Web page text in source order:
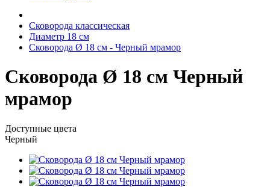
Сковорода классическая
Диаметр 18 см
Сковорода Ø 18 см - Черный мрамор
Сковорода Ø 18 см Черный
мрамор
Доступные цвета
Черный